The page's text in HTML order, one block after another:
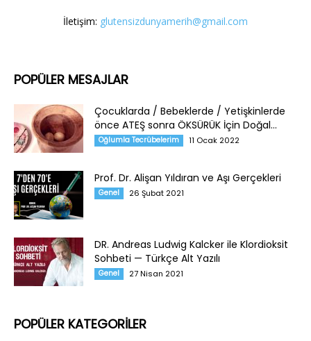
İletişim: glutensizdunyamerih@gmail.com
POPÜLER MESAJLAR
Çocuklarda / Bebeklerde / Yetişkinlerde
önce ATEŞ sonra ÖKSÜRÜK İçin Doğal...
Oğlumla Tecrübelerim 11 Ocak 2022
Prof. Dr. Alişan Yıldıran ve Aşı Gerçekleri
Genel 26 Şubat 2021
DR. Andreas Ludwig Kalcker ile Klordioksit
Sohbeti — Türkçe Alt Yazılı
Genel 27 Nisan 2021
POPÜLER KATEGORİLER